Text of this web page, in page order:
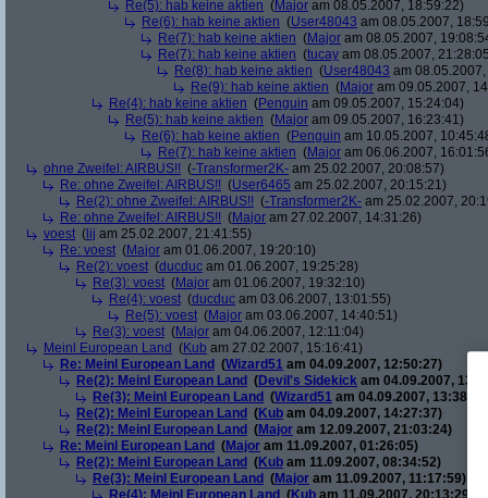
Re(5): hab keine aktien (Major am 08.05.2007, 18:59:22)
Re(6): hab keine aktien (User48043 am 08.05.2007,
Re(7): hab keine aktien (Major am 08.05.2007,
Re(7): hab keine aktien (tucay am 08.05.2007,
Re(8): hab keine aktien (User48043 am
Re(9): hab keine aktien (Major am 09.05.2007,
Re(4): hab keine aktien (Penguin am 09.05.2007, 15:24:04)
Re(5): hab keine aktien (Major am 09.05.2007, 16:23:41)
Re(6): hab keine aktien (Penguin am 10.05.2007,
Re(7): hab keine aktien (Major am 06.06.2007,
ohne Zweifel: AIRBUS!! (-Transformer2K- am 25.02.2007, 20:08:57)
Re: ohne Zweifel: AIRBUS!! (User6465 am 25.02.2007, 20:15:21)
Re(2): ohne Zweifel: AIRBUS!! (-Transformer2K- am 25.02.2007,
Re: ohne Zweifel: AIRBUS!! (Major am 27.02.2007, 14:31:26)
voest ( lij am 25.02.2007, 21:41:55)
Re: voest (Major am 01.06.2007, 19:20:10)
Re(2): voest (ducduc am 01.06.2007, 19:25:28)
Re(3): voest (Major am 01.06.2007, 19:32:10)
Re(4): voest (ducduc am 03.06.2007, 13:01:55)
Re(5): voest (Major am 03.06.2007, 14:40:51)
Re(3): voest (Major am 04.06.2007, 12:11:04)
Meinl European Land (Kub am 27.02.2007, 15:16:41)
Re: Meinl European Land (Wizard51 am 04.09.2007, 12:50:27)
Re(2): Meinl European Land (Devil's Sidekick am 04.09.2007,
Re(3): Meinl European Land (Wizard51 am 04.09.2007,
Re(2): Meinl European Land (Kub am 04.09.2007, 14:27:37)
Re(2): Meinl European Land (Major am 12.09.2007, 21:03:24)
Re: Meinl European Land (Major am 11.09.2007, 01:26:05)
Re(2): Meinl European Land (Kub am 11.09.2007, 08:34:52)
Re(3): Meinl European Land (Major am 11.09.2007, 11:17:59)
Re(4): Meinl European Land (Kub am 11.09.2007, 20:13:29)